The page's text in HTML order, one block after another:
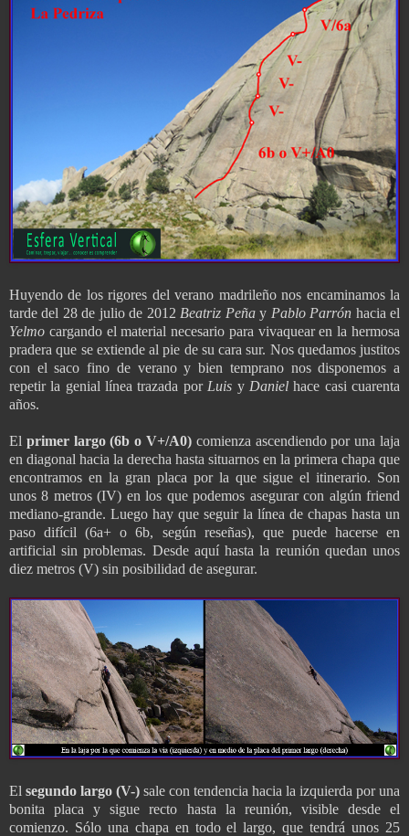
Huyendo de los rigores del verano madrileño nos encaminamos la
tarde del 28 de julio de 2012 Beatriz Peñay Pablo Parrón hacia el
Yelmo cargando el material necesario para vivaquear en la hermosa
pradera que se extiende al pie de su cara sur. Nos quedamos justitos
con el saco fino de verano y bien temprano nos disponemos a
repetir la genial línea trazada porLuis yDanielhace casi cuarenta
años.
El primer largo (6b o V+/A0) comienza ascendiendo por una laja
en diagonal hacia la derecha hasta situarnos en la primera chapa que
encontramos en la gran placa por la que sigue el itinerario. Son
unos 8 metros (IV) en los que podemos asegurar con algún friend
mediano-grande. Luego hay que seguir la línea de chapas hasta un
paso difícil (6a+ o 6b, según reseñas), que puede hacerse en
artificial sin problemas. Desde aquí hasta la reunión quedan unos
diez metros (V) sin posibilidad de asegurar.
El segundo largo (V-) sale con tendencia hacia la izquierda por una
bonita placa y sigue recto hasta la reunión, visible desde el
comienzo. Sólo una chapa en todo el largo, que tendrá unos 25